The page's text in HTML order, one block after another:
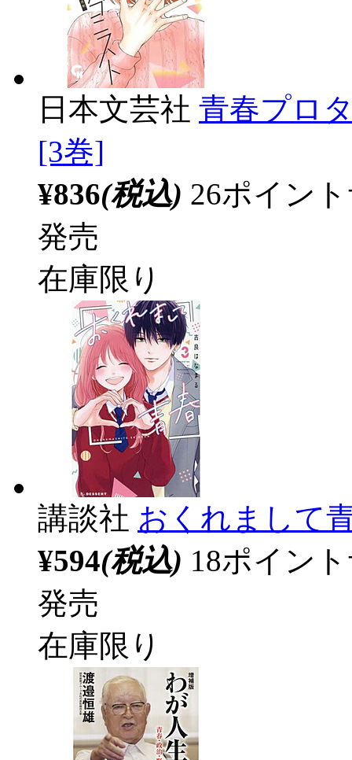
日本文芸社 青春プロ
[3巻]
¥836(税込) 26ポイン
発売
在庫限り
講談社 おくれまして
¥594(税込) 18ポイン
発売
在庫限り